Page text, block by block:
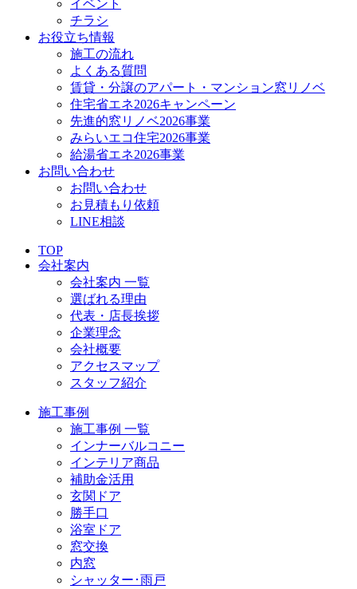
イベント
チラシ
お役立ち情報
施工の流れ
よくある質問
賃貸・分譲のアパート・マンション窓リノベ
住宅省エネ2026キャンペーン
先進的窓リノベ2026事業
みらいエコ住宅2026事業
給湯省エネ2026事業
お問い合わせ
お問い合わせ
お見積もり依頼
LINE相談
TOP
会社案内
会社案内 一覧
選ばれる理由
代表・店長挨拶
企業理念
会社概要
アクセスマップ
スタッフ紹介
施工事例
施工事例 一覧
インナーバルコニー
インテリア商品
補助金活用
玄関ドア
勝手口
浴室ドア
窓交換
内窓
シャッター･雨戸